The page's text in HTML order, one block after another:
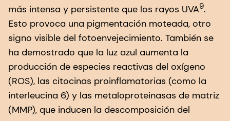
más intensa y persistente que los rayos UVA9.
Esto provoca una pigmentación moteada, otro
signo visible del fotoenvejecimiento. También se
ha demostrado que la luz azul aumenta la
producción de especies reactivas del oxígeno
(ROS), las citocinas proinflamatorias (como la
interleucina 6) y las metaloproteinasas de matriz
(MMP), que inducen la descomposición del